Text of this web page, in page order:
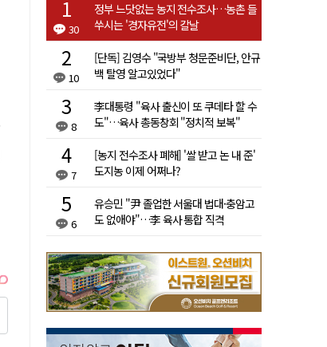
30
정부 느닷없는 농지 전수조사…농촌 들
쑤시는 '경자유전'의 칼날
10
[단독] 김영수 "국방부 청문준비단, 안규
백 탈영 알고있었다"
8
李대통령 "육사 출신이 또 쿠데타 할 수
도"…육사 총동창회 "정치적 보복"
7
[농지 전수조사 폐해] '쌀 받고 논 내 준'
도지농 이제 어쩌나?
6
유승민 "尹 졸업한 서울대 법대·충암고
도 없애야"…李 육사 통합 직격